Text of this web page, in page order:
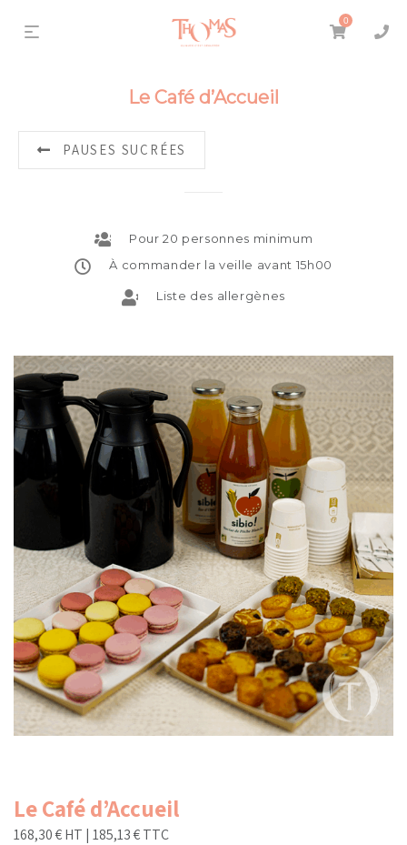
0
Le Café d’Accueil
PAUSES SUCRÉES
Pour 20 personnes minimum
À commander la veille avant 15h00
Liste des allergènes
Le Café d’Accueil
168,30 € HT | 185,13 € TTC